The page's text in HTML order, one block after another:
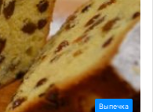
Выпечка